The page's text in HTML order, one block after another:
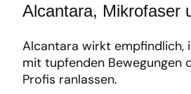
Alcantara, Mikrofaser
Alcantara wirkt empfindlich,
mit tupfenden Bewegungen
Profis ranlassen.